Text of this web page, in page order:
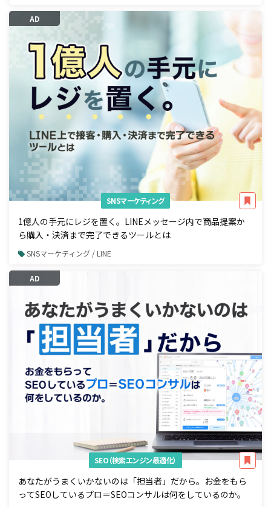
AD
SNSマーケティング
1億人の手元にレジを置く。LINEメッセージ内で商品提案か
ら購入・決済まで完了できるツールとは
SNSマーケティング / LINE
AD
SEO（検索エンジン最適化）
あなたがうまくいかないのは「担当者」だから。お金をもら
ってSEOしているプロ＝SEOコンサルは何をしているのか。